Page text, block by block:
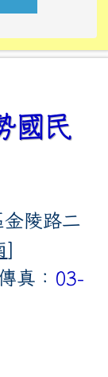
10000.gov.tw/
10000.gov.tw/
i.win.org.tw/
國民
陵路二
]
真： 03-